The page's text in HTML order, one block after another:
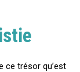
ce trésor qu’est